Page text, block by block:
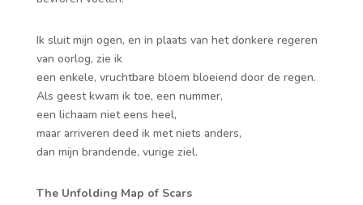
Ik sluit mijn ogen, en in plaats van het donkere regeren
van oorlog, zie ik
een enkele, vruchtbare bloem bloeiend door de regen.
Als geest kwam ik toe, een nummer,
een lichaam niet eens heel,
maar arriveren deed ik met niets anders,
dan mijn brandende, vurige ziel.
The Unfolding Map of Scars